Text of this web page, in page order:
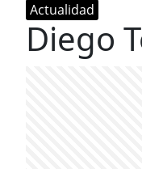
Actualidad
Diego